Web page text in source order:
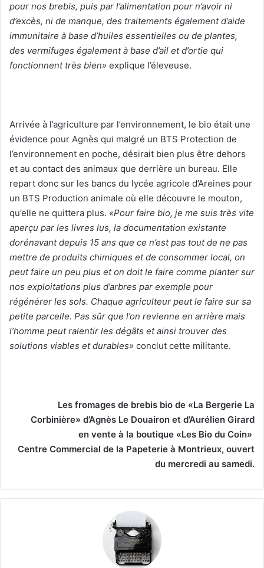
pour nos brebis, puis par l’alimentation pour n’avoir ni
d’excès, ni de manque, des traitements également d’aide
immunitaire à base d’huiles essentielles ou de plantes,
des vermifuges également à base d’ail et d’ortie qui
fonctionnent très bien» explique l’éleveuse.
Arrivée à l’agriculture par l’environnement, le bio était une
évidence pour Agnès qui malgré un BTS Protection de
l’environnement en poche, désirait bien plus être dehors
et au contact des animaux que derrière un bureau. Elle
repart donc sur les bancs du lycée agricole d’Areines pour
un BTS Production animale où elle découvre le mouton,
qu’elle ne quittera plus. «Pour faire bio, je me suis très vite
aperçu par les livres lus, la documentation existante
dorénavant depuis 15 ans que ce n’est pas tout de ne pas
mettre de produits chimiques et de consommer local, on
peut faire un peu plus et on doit le faire comme planter sur
nos exploitations plus d’arbres par exemple pour
régénérer les sols. Chaque agriculteur peut le faire sur sa
petite parcelle. Pas sûr que l’on revienne en arrière mais
l’homme peut ralentir les dégâts et ainsi trouver des
solutions viables et durables» conclut cette militante.
Les fromages de brebis bio de «La Bergerie La
Corbinière» d’Agnès Le Douairon et d’Aurélien Girard
en vente à la boutique «Les Bio du Coin»
Centre Commercial de la Papeterie à Montrieux, ouvert
du mercredi au samedi.